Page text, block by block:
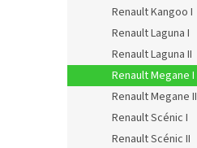
Renault Kangoo I
Renault Laguna I
Renault Laguna II
Renault Megane I
Renault Megane II
Renault Scénic I
Renault Scénic II